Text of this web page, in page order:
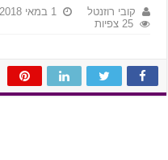
קובי רוזנטל 1 במאי 2018
25 צפיות